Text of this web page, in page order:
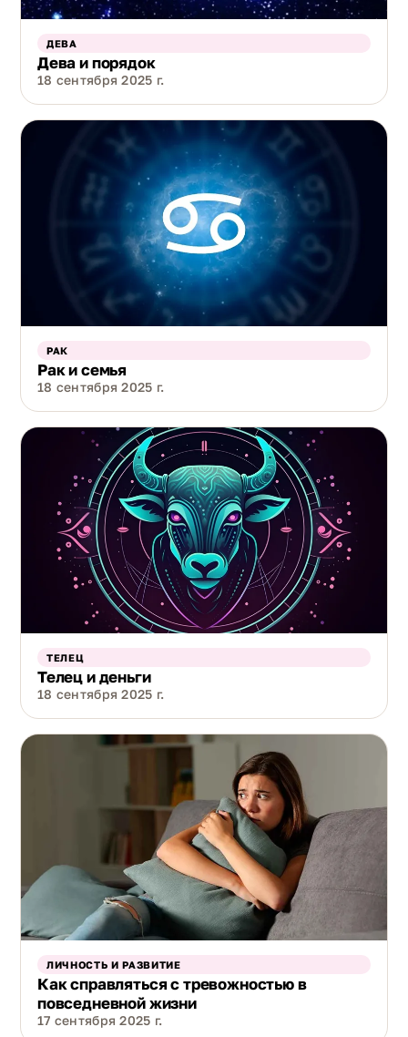
ДЕВА
Дева и порядок
18 сентября 2025 г.
РАК
Рак и семья
18 сентября 2025 г.
ТЕЛЕЦ
Телец и деньги
18 сентября 2025 г.
ЛИЧНОСТЬ И РАЗВИТИЕ
Как справляться с тревожностью в
повседневной жизни
17 сентября 2025 г.